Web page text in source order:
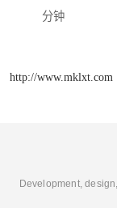
分钟
http://www.mklxt.com
Development,